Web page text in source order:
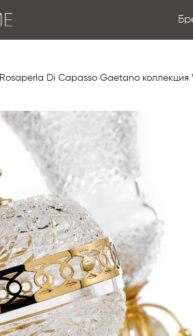
Rosaperla Di Capasso Gaetano коллекция